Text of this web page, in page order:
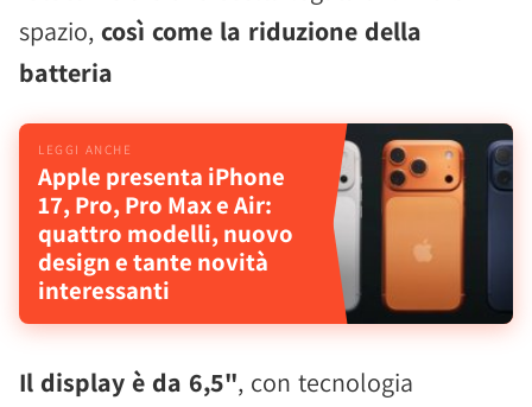
spazio, così come la riduzione della
batteria
Apple presenta iPhone
17, Pro, Pro Max e Air:
quattro modelli, nuovo
design e tante novità
interessanti
Il display è da 6,5", con tecnologia